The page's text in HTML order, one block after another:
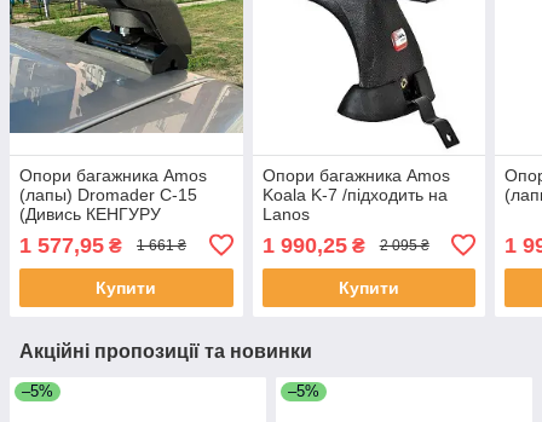
Опори багажника Amos
(лапы) Dromader C-15
(Дивись КЕНГУРУ
1 577,95 ₴ 1 661 ₴
Купити
Опори багажника Amos
Koala K-7 /підходить на
Lanos
1 990,25₴ 2 095 ₴
Купити
1
Акційні пропозиції та новинки
–5% –5%